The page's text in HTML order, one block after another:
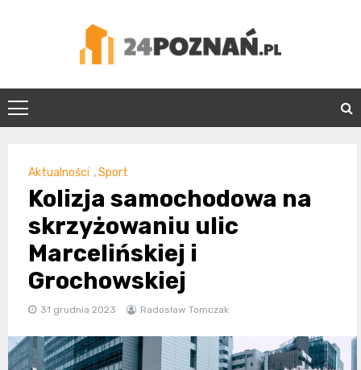
24Poznań.pl
Aktualności ,Sport
Kolizja samochodowa na
skrzyżowaniu ulic
Marcelińskiej i
Grochowskiej
31 grudnia 2023 Radosław Tomczak